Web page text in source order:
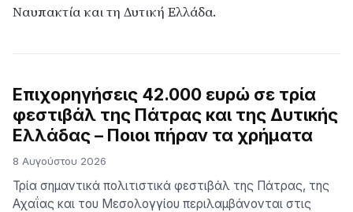
ΔΕΔΔΗΕ
την
της
βλάβης
Ναυπακτία και τη Δυτική Ελλάδα.
Επιχορηγήσεις 42.000 ευρώ σε τρία
φεστιβάλ της Πάτρας και της Δυτικής
Ελλάδας – Ποιοι πήραν τα χρήματα
8 Αυγούστου 2026
Τρία σημαντικά πολιτιστικά φεστιβάλ της Πάτρας, της
Αχαΐας και του Μεσολογγίου περιλαμβάνονται στις